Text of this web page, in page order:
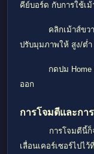
คีย์บอร์ด กับการใช้เ
คลิกเม้าส์ขว
ปรับมุมภาพให้ สูง/ตํ่า
กดปม
ออก
การโจมตีและกา
การโจมตีนี้
เลื่อนเคอร์เซอร์ไปไ